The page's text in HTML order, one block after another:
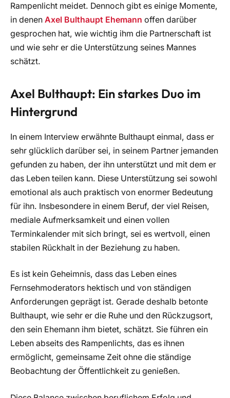
Rampenlicht meidet. Dennoch gibt es einige Momente,
in denen Axel Bulthaupt Ehemann offen darüber
gesprochen hat, wie wichtig ihm die Partnerschaft ist
und wie sehr er die Unterstützung seines Mannes
schätzt.
Axel Bulthaupt: Ein starkes Duo im
Hintergrund
In einem Interview erwähnte Bulthaupt einmal, dass er
sehr glücklich darüber sei, in seinem Partner jemanden
gefunden zu haben, der ihn unterstützt und mit dem er
das Leben teilen kann. Diese Unterstützung sei sowohl
emotional als auch praktisch von enormer Bedeutung
für ihn. Insbesondere in einem Beruf, der viel Reisen,
mediale Aufmerksamkeit und einen vollen
Terminkalender mit sich bringt, sei es wertvoll, einen
stabilen Rückhalt in der Beziehung zu haben.
Es ist kein Geheimnis, dass das Leben eines
Fernsehmoderators hektisch und von ständigen
Anforderungen geprägt ist. Gerade deshalb betonte
Bulthaupt, wie sehr er die Ruhe und den Rückzugsort,
den sein Ehemann ihm bietet, schätzt. Sie führen ein
Leben abseits des Rampenlichts, das es ihnen
ermöglicht, gemeinsame Zeit ohne die ständige
Beobachtung der Öffentlichkeit zu genießen.